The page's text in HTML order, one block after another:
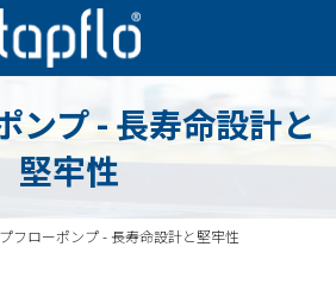
ンプ - 長寿命設計と
堅牢性
フローポンプ - 長寿命設計と堅牢性